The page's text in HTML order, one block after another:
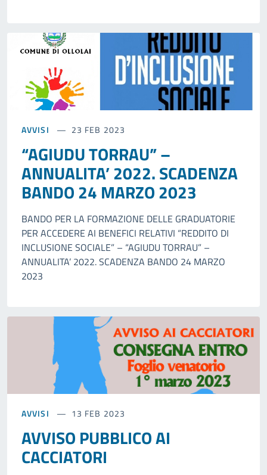
AVVISI 23 FEB 2023
“AGIUDU TORRAU” –
ANNUALITA’ 2022. SCADENZA
BANDO 24 MARZO 2023
BANDO PER LA FORMAZIONE DELLE GRADUATORIE
PER ACCEDERE AI BENEFICI RELATIVI “REDDITO DI
INCLUSIONE SOCIALE” – “AGIUDU TORRAU” –
ANNUALITA’ 2022. SCADENZA BANDO 24 MARZO
2023
AVVISI 13 FEB 2023
AVVISO PUBBLICO AI
CACCIATORI